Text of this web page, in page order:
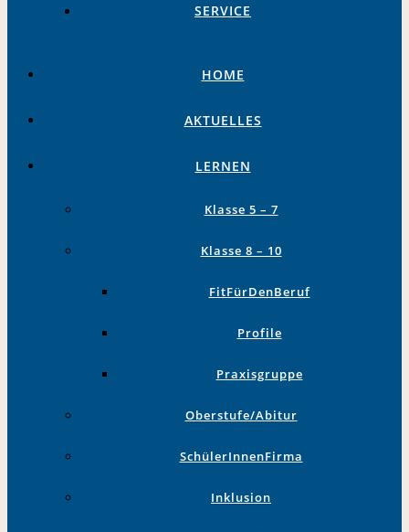
SERVICE
HOME
AKTUELLES
LERNEN
Klasse 5 – 7
Klasse 8 – 10
FitFürDenBeruf
Profile
Praxisgruppe
Oberstufe/Abitur
SchülerInnenFirma
Inklusion